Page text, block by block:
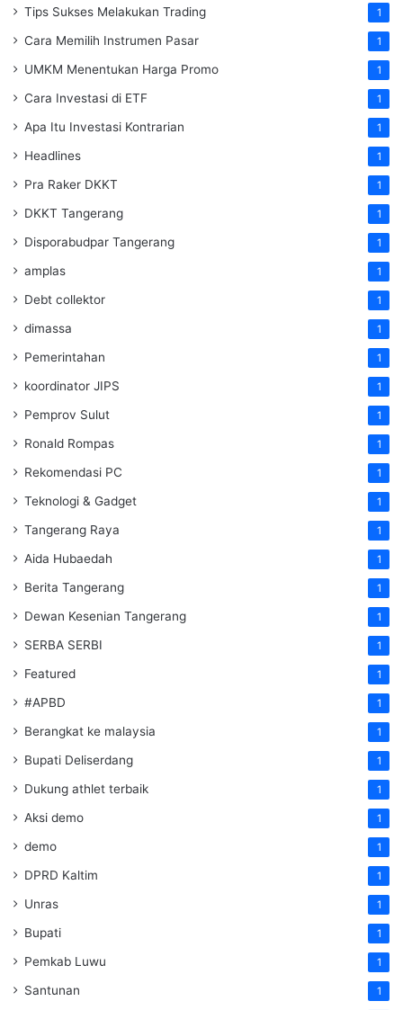
Tips Sukses Melakukan Trading 1
Cara Memilih Instrumen Pasar 1
UMKM Menentukan Harga Promo 1
Cara Investasi di ETF 1
Apa Itu Investasi Kontrarian 1
Headlines 1
Pra Raker DKKT 1
DKKT Tangerang 1
Disporabudpar Tangerang 1
amplas 1
Debt collektor 1
dimassa 1
Pemerintahan 1
koordinator JIPS 1
Pemprov Sulut 1
Ronald Rompas 1
Rekomendasi PC 1
Teknologi & Gadget 1
Tangerang Raya 1
Aida Hubaedah 1
Berita Tangerang 1
Dewan Kesenian Tangerang 1
SERBA SERBI 1
Featured 1
#APBD 1
Berangkat ke malaysia 1
Bupati Deliserdang 1
Dukung athlet terbaik 1
Aksi demo 1
demo 1
DPRD Kaltim 1
Unras 1
Bupati 1
Pemkab Luwu 1
Santunan 1